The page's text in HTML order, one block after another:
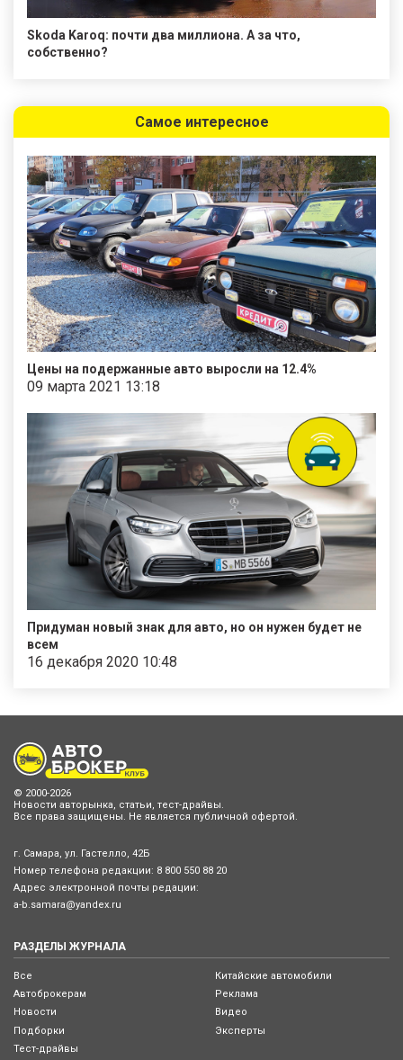
Skoda Karoq: почти два миллиона. А за что,
собственно?
Самое интересное
Цены на подержанные авто выросли на 12.4%
09 марта 2021 13:18
Придуман новый знак для авто, но он нужен будет не
всем
16 декабря 2020 10:48
© 2000-2026
Новости авторынка, статьи, тест-драйвы.
Все права защищены. Не является публичной офертой.
г. Самара, ул. Гастелло, 42Б
Номер телефона редакции: 8 800 550 88 20
Адрес электронной почты редации:
a-b.samara@yandex.ru
РАЗДЕЛЫ ЖУРНАЛА
Все
Автоброкерам
Новости
Подборки
Тест-драйвы
Китайские автомобили
Реклама
Видео
Эксперты